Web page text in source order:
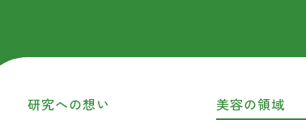
研究への想い
美容の領域